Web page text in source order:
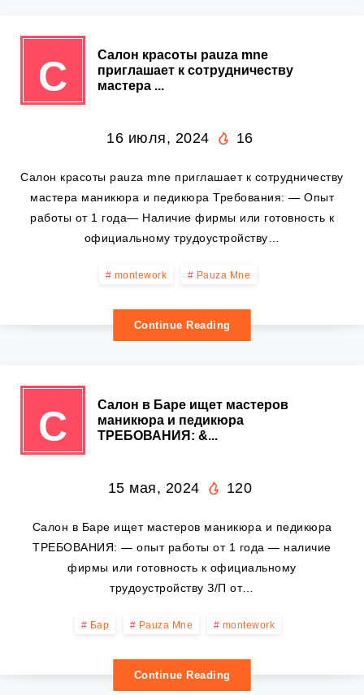
С
Салон красоты pauza mne
приглашает к сотрудничеству
мастера ...
16 июля, 2024 16
Салон красоты pauza mne приглашает к сотрудничеству
мастера маникюра и педикюра Требования: — Опыт
работы от 1 года— Наличие фирмы или готовность к
официальному трудоустройству…
montework Pauza Mne
Continue Reading
С
Салон в Баре ищет мастеров
маникюра и педикюра
ТРЕБОВАНИЯ: &...
15 мая, 2024 120
Салон в Баре ищет мастеров маникюра и педикюра
ТРЕБОВАНИЯ: — опыт работы от 1 года — наличие
фирмы или готовность к официальному
трудоустройству З/П от…
Бар Pauza Mne montework
Continue Reading